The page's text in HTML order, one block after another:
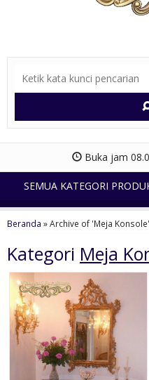
Buka jam
SEMUA KATEGORI
Beranda »Archive of 'Meja Konsole'
Kategori Meja